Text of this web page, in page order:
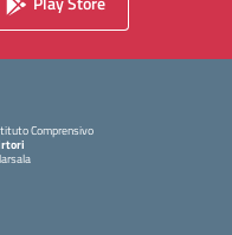
Comprensivo